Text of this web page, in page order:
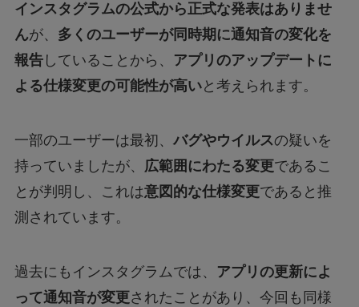
インスタグラムの公式から正式な発表はありませ
んが、 多くのユーザーが同時期に通知音の変化を
報告していることから、
アプリのアップデートに
よる仕様変更の可能性が高いと考えられます。
一部のユーザーは最初、 バグやウイルスの疑いを
持っていましたが、 広範囲にわたる変更であるこ
とが判明し、これは意図的な仕様変更であると推
測されています。
過去にもインスタグラムでは、
アプリの更新によ
って通知音が変更されたことがあり、今回も同様